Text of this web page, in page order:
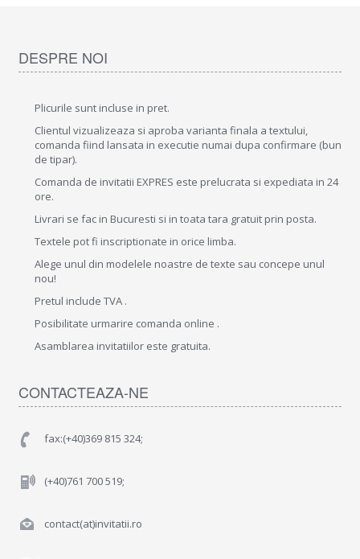
DESPRE NOI
Plicurile sunt incluse in pret.
Clientul vizualizeaza si aproba varianta finala a textului,
comanda fiind lansata in executie numai dupa confirmare (bun
de tipar).
Comanda de invitatii EXPRES este prelucrata si expediata in 24
ore.
Livrari se fac in Bucuresti si in toata tara gratuit prin posta.
Textele pot fi inscriptionate in orice limba.
Alege unul din modelele noastre de texte sau concepe unul
nou!
Pretul include TVA .
Posibilitate urmarire comanda online .
Asamblarea invitatiilor este gratuita.
CONTACTEAZA-NE
fax:(+40)369 815 324;
(+40)761 700 519;
contact(at)invitatii.ro